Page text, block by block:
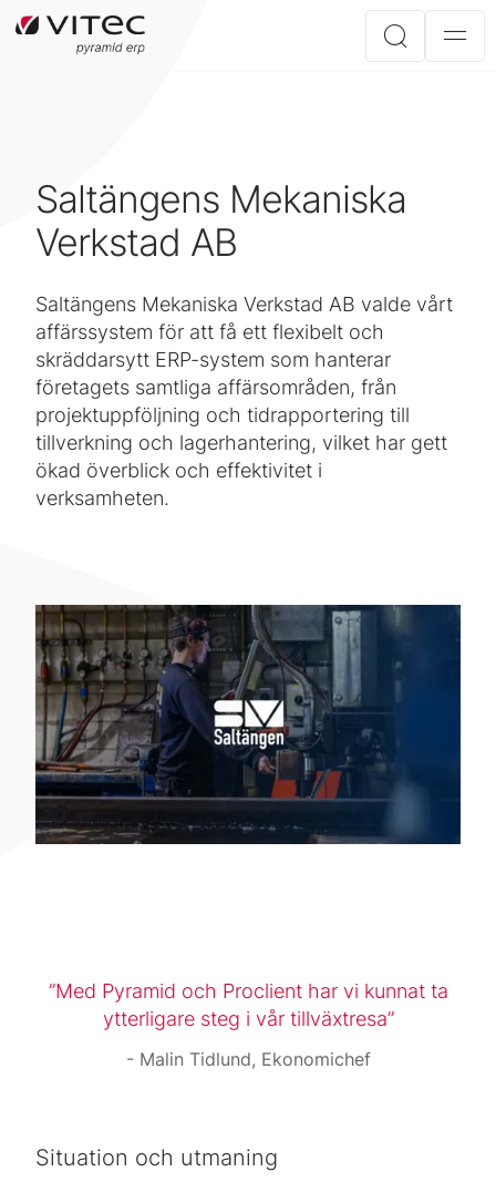
Saltängens Mekaniska
Verkstad AB
Saltängens Mekaniska Verkstad AB valde vårt
affärssystem för att få ett flexibelt och
skräddarsytt ERP-system som hanterar
företagets samtliga affärsområden, från
projektuppföljning och tidrapportering till
tillverkning och lagerhantering, vilket har gett
ökad överblick och effektivitet i
verksamheten.
Med Pyramid och Proclient har vi kunnat ta
ytterligare steg i vår tillväxtresa
Malin Tidlund, Ekonomichef
Situation och utmaning